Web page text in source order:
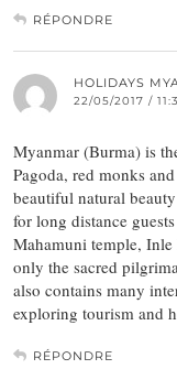
RÉPONDRE
HOLIDAYS
22/05/2017 /
Myanmar (Burma) is
Pagoda, red monks
beautiful natural
for long distance
Mahamuni temple,
only the sacred
also contains many
exploring tourism and
RÉPONDRE